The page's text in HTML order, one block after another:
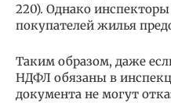
220). Однако
покупателей жилья
Таким образом, даже
НДФЛ обязаны в
документа не могут